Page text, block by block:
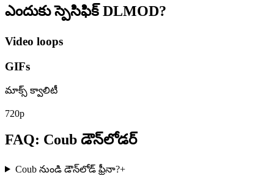
ఎందుకు స్పెసిఫిక్ DLMOD?
Video loops
GIFs
మాక్స్ క్వాలిటీ
720p
FAQ: Coub డౌన్‌లోడర్
Coub నుండి డౌన్‌లోడ్ ఫ్రీనా?+